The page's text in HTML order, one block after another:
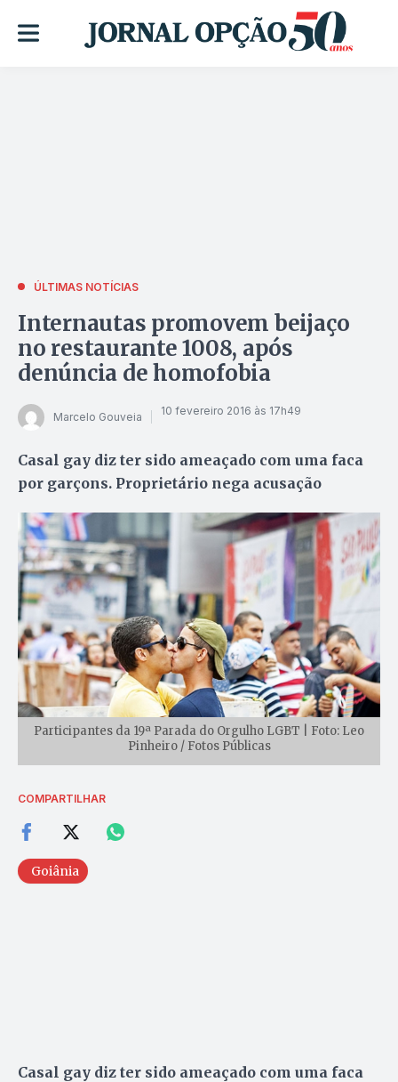
ÚLTIMAS NOTÍCIAS
Internautas promovem beijaço
no restaurante 1008, após
denúncia de homofobia
Marcelo Gouveia 10 fevereiro 2016 às 17h49
Casal gay diz ter sido ameaçado com uma faca
por garçons. Proprietário nega acusação
Participantes da 19ª Parada do Orgulho LGBT | Foto: Leo
Pinheiro / Fotos Públicas
COMPARTILHAR
Goiânia
Casal gay diz ter sido ameaçado com uma faca